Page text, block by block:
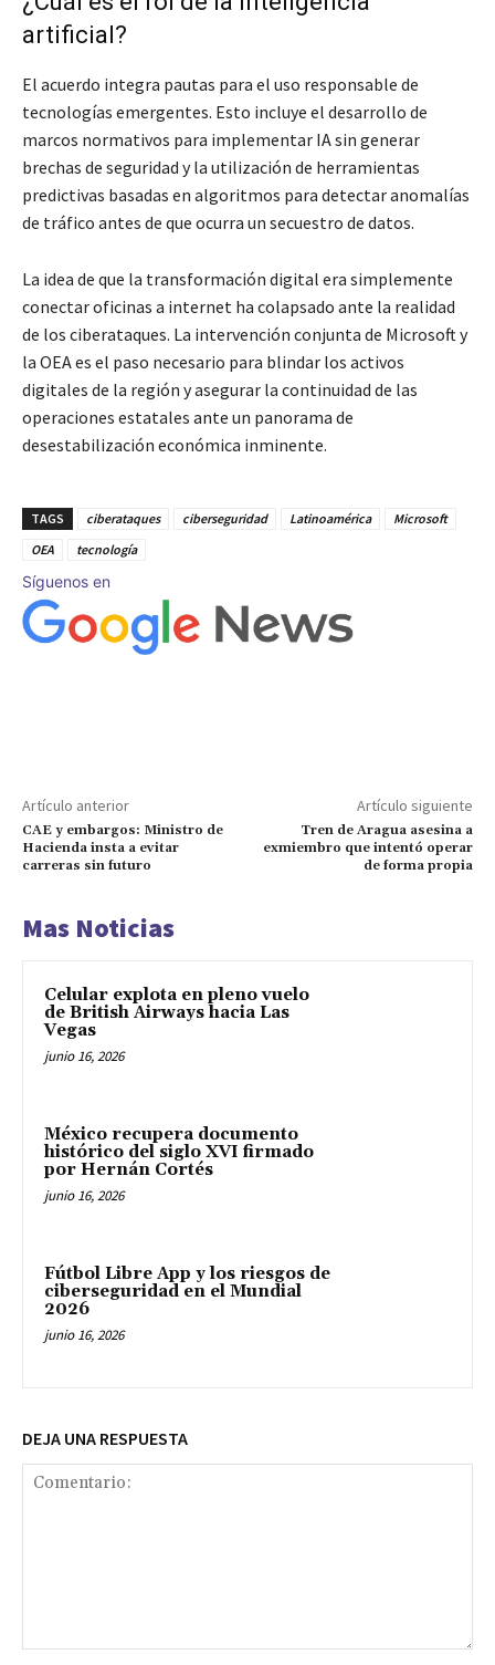
artificial?
El acuerdo integra pautas para el uso responsable de
tecnologías emergentes. Esto incluye el desarrollo de
marcos normativos para implementar IA sin generar
brechas de seguridad y la utilización de herramientas
predictivas basadas en algoritmos para detectar anomalías
de tráfico antes de que ocurra un secuestro de datos.
La idea de que la transformación digital era simplemente
conectar oficinas a internet ha colapsado ante la realidad
de los ciberataques. La intervención conjunta de Microsoft y
la OEA es el paso necesario para blindar los activos
digitales de la región y asegurar la continuidad de las
operaciones estatales ante un panorama de
desestabilización económica inminente.
TAGS ciberataques ciberseguridad Latinoamérica
Microsoft
OEA
tecnología
Síguenos en
Artículo anterior
CAE y embargos: Ministro de
Hacienda insta a evitar
carreras sin futuro
Artículo siguiente
Tren de Aragua asesina a
exmiembro que intentó operar
de forma propia
Mas Noticias
Celular explota en pleno vuelo
de British Airways hacia Las
Vegas
junio 16, 2026
México recupera documento
histórico del siglo XVI firmado
por Hernán Cortés
junio 16, 2026
Fútbol Libre App y los riesgos de
ciberseguridad en el Mundial
2026
junio 16, 2026
DEJA UNA RESPUESTA